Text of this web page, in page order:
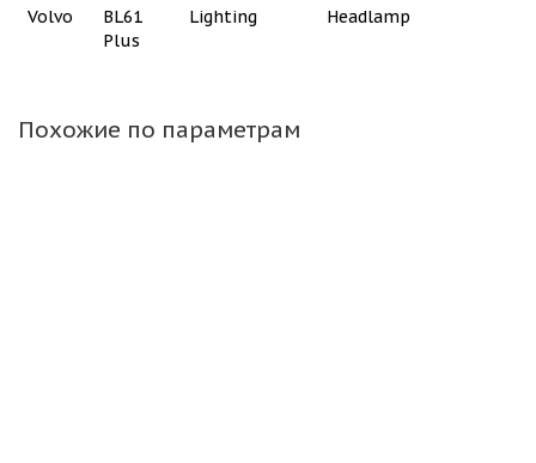
Volvo
BL61
Plus
Lighting Headlamp
Похожие по параметрам